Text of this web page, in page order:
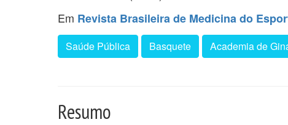
Em Revista Brasileira de Medicina do
Saúde Pública Basquete Academia de
Resumo